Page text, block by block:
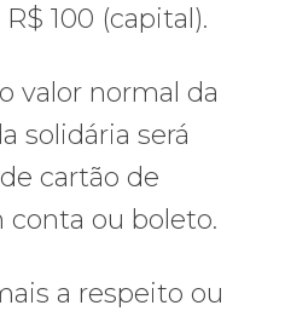
100 (capital).
valor normal da
solidária será
cartão de
ou boleto.
a respeito ou